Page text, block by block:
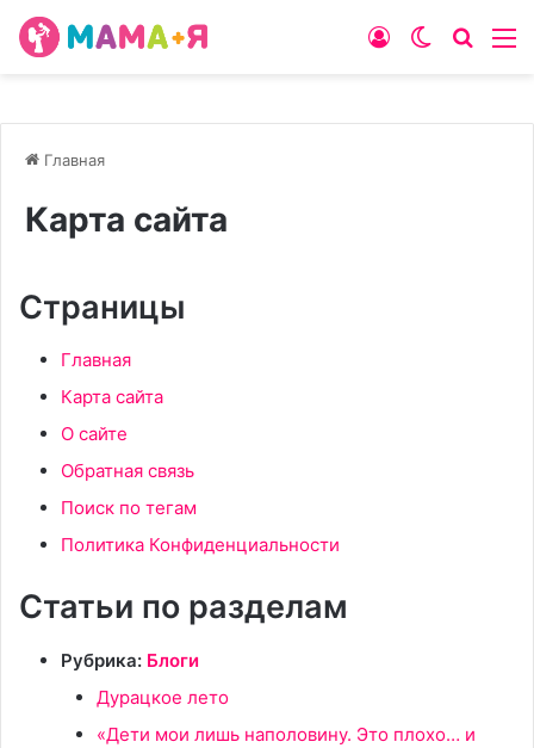
Switch
Войти
Главная
Карта сайта
Страницы
Главная
Карта сайта
О сайте
Обратная связь
Поиск по тегам
Политика Конфиденциальности
Статьи по разделам
Рубрика: Блоги
Дурацкое лето
«Дети мои лишь наполовину. Это плохо… и